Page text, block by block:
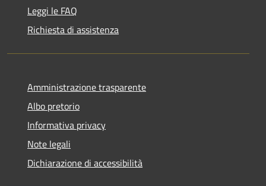
Leggi le FAQ
Richiesta di assistenza
Amministrazione trasparente
Albo pretorio
Informativa privacy
Note legali
Dichiarazione di accessibilità